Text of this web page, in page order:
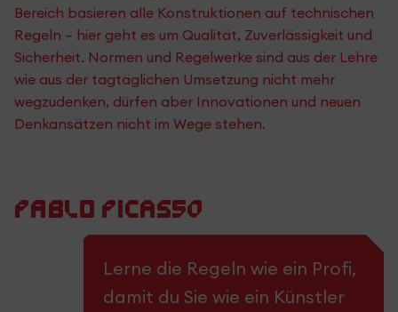
Bereich basieren alle Konstruktionen auf technischen
Regeln – hier geht es um Qualität, Zuverlässigkeit und
Sicherheit. Normen und Regelwerke sind aus der Lehre
wie aus der tagtäglichen Umsetzung nicht mehr
wegzudenken, dürfen aber Innovationen und neuen
Denkansätzen nicht im Wege stehen.
Pablo Picasso
Lerne die Regeln wie ein Profi,
damit du Sie wie ein Künstler